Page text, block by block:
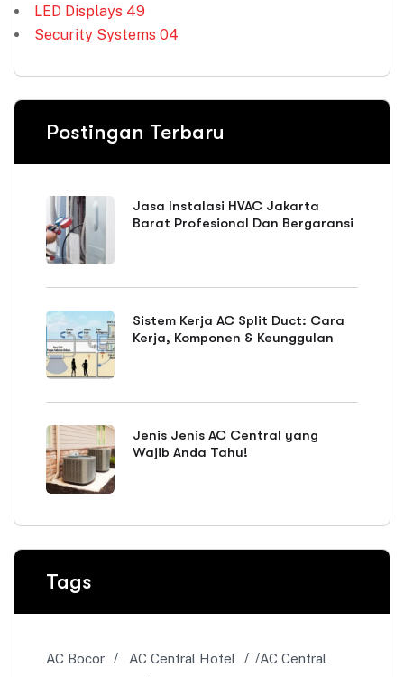
LED Displays 49
Security Systems 04
Postingan Terbaru
Jasa Instalasi HVAC Jakarta
Barat Profesional Dan Bergaransi
Sistem Kerja AC Split Duct: Cara
Kerja, Komponen & Keunggulan
Jenis Jenis AC Central yang
Wajib Anda Tahu!
Tags
AC Bocor AC Central Hotel
AC Central